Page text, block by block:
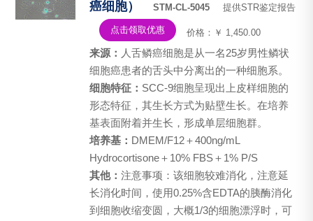
癌细胞） STM-CL-5045 提供STR鉴定报告
价格：￥ 1,450.00
点击领取优惠
来源： 人舌鳞癌细胞是从一名25岁男性鳞状
细胞癌患者的舌头中分离出的一种细胞系。
细胞特征： SCC-9细胞呈现出上皮样细胞的
形态特征，其生长方式为贴壁生长。在培养
基表面附着并生长，形成单层细胞群。
培养基： DMEM/F12＋400ng/mL
Hydrocortisone＋10% FBS＋1% P/S
其他： 注意事项：该细胞较难消化，注意延
长消化时间，使用0.25%含EDTA的胰酶消化
到细胞收缩变圆，大概1/3的细胞漂浮时，可